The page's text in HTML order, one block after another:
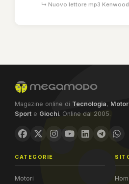
↳ Nuovo lettore mp3
Magazine online di Tecnologia,
Sport e Giochi. Online dal 2005.
CATEGORIE
Motori